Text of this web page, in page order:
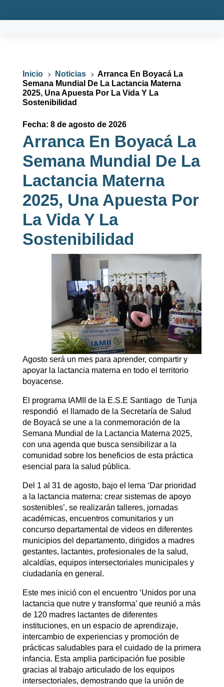
Inicio 5 Noticias 5 Arranca En Boyacá La
Semana Mundial De La Lactancia Materna
2025, Una Apuesta Por La Vida Y La
Sostenibilidad
Fecha: 8 de agosto de 2026
Arranca En Boyacá La
Semana Mundial De La
Lactancia Materna
2025, Una Apuesta Por
La Vida Y La
Sostenibilidad
Agosto será un mes para aprender, compartir y
apoyar la lactancia materna en todo el territorio
boyacense.
El programa IAMII de la E.S.E Santiago de Tunja
respondió el llamado de la Secretaría de Salud
de Boyacá se une a la conmemoración de la
Semana Mundial de la Lactancia Materna 2025,
con una agenda que busca sensibilizar a la
comunidad sobre los beneficios de esta práctica
esencial para la salud pública.
Del 1 al 31 de agosto, bajo el lema ‘Dar prioridad
a la lactancia materna: crear sistemas de apoyo
sostenibles’, se realizarán talleres, jornadas
académicas, encuentros comunitarios y un
concurso departamental de videos en diferentes
municipios del departamento, dirigidos a madres
gestantes, lactantes, profesionales de la salud,
alcaldías, equipos intersectoriales municipales y
ciudadanía en general.
Este mes inició con el encuentro ‘Unidos por una
lactancia que nutre y transforma’ que reunió a más
de 120 madres lactantes de diferentes
instituciones, en un espacio de aprendizaje,
intercambio de experiencias y promoción de
prácticas saludables para el cuidado de la primera
infancia. Esta amplia participación fue posible
gracias al trabajo articulado de los equipos
intersectoriales, demostrando que la unión de